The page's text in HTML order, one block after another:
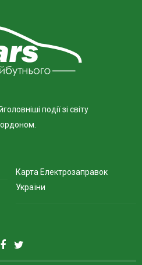
події зі світу
Карта Електрозаправок
України